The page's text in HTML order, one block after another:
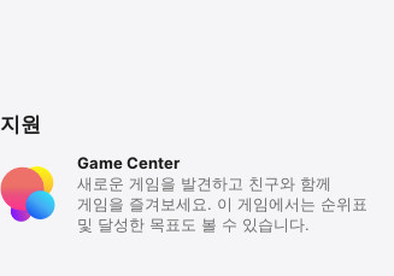
지원
Game Center
새로운 게임을 발견하고 친구와 함께
게임을 즐겨보세요. 이 게임에서는 순위표
및 달성한 목표도 볼 수 있습니다.